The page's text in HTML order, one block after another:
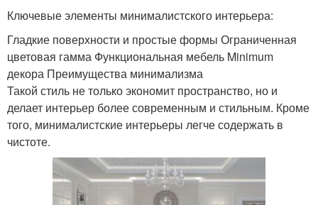
Ключевые элементы минималистского интерьера:
Гладкие поверхности и простые формы Ограниченная
цветовая гамма Функциональная мебель Minimum
декора Преимущества минимализма
Такой стиль не только экономит пространство, но и
делает интерьер более современным и стильным. Кроме
того, минималистские интерьеры легче содержать в
чистоте.